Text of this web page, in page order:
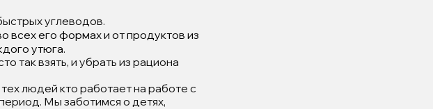
углеводов.
всех его формах и от продуктов из
утюга.
так взять, и убрать из рациона
людей кто работает на работе с
Мы заботимся о детях,